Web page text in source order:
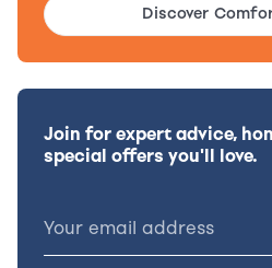
Discover
Join for expert advice,
special offers you'll love.